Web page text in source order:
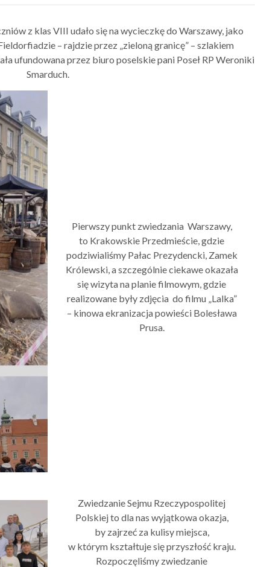
z klas VIII udało się na wycieczkę do Warszawy, jako
– rajdzie przez „zieloną granicę” – szlakiem
ufundowana przez biuro poselskie pani Poseł RP Weroniki
Smarduch.
Pierwszy punkt zwiedzania Warszawy,
to Krakowskie Przedmieście, gdzie
podziwialiśmy Pałac Prezydencki, Zamek
Królewski, a szczególnie ciekawe okazała
się wizyta na planie filmowym, gdzie
realizowane były zdjęcia do filmu „Lalka”
– kinowa ekranizacja powieści Bolesława
Prusa.
Zwiedzanie Sejmu Rzeczypospolitej
Polskiej to dla nas wyjątkowa okazja,
by zajrzeć za kulisy miejsca,
w którym kształtuje się przyszłość kraju.
Rozpoczęliśmy zwiedzanie